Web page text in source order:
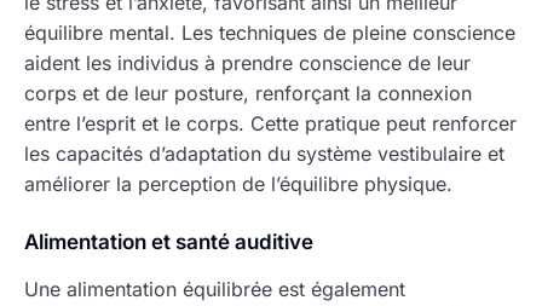
équilibre mental. Les techniques de pleine conscience
aident les individus à prendre conscience de leur
corps et de leur posture, renforçant la connexion
entre l’esprit et le corps. Cette pratique peut renforcer
les capacités d’adaptation du système vestibulaire et
améliorer la perception de l’équilibre physique.
Alimentation et santé auditive
Une alimentation équilibrée est également